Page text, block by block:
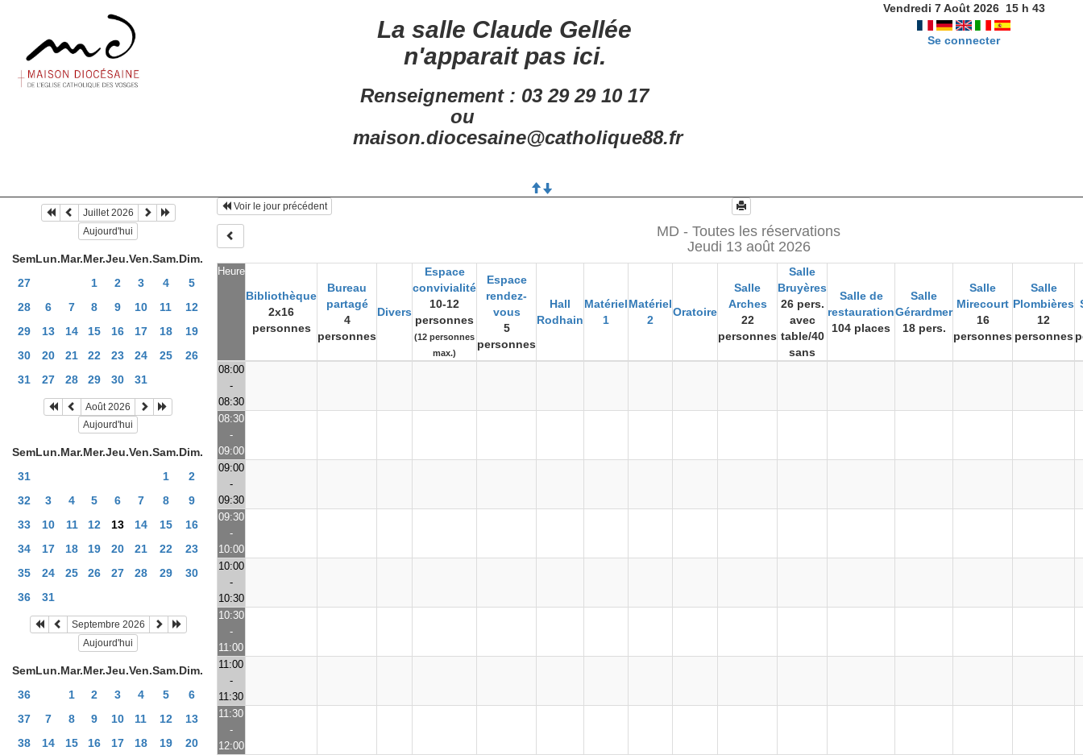
La salle Claude Gellée
n'apparait pas ici.
Renseignement : 03 29 29 10 17
ou
maison.diocesaine@catholique88.fr
Vendredi 7 Août 2026 15h 43
Se connecter
Juillet 2026
Aujourd'hui
SemLun.Mar.Mer.Jeu.Ven.Sam.Dim.
27
1 2 3 4
5
28
6 7 8 9 10 11
12
29
13 14 15 16 17 18
19
30
20 21 22 23 24 25
26
31
27 28 29 30 31
Août 2026
Aujourd'hui
SemLun.Mar.Mer.Jeu.Ven.Sam.Dim.
31
1
2
32
3 4 5 6 7 8
9
33
10 11 12 13 14 15
16
34
17 18 19 20 21 22
23
35
24 25 26 27 28 29
30
36
31
Septembre 2026
Aujourd'hui
SemLun.Mar.Mer.Jeu.Ven.Sam.Dim.
36
1 2 3 4 5
6
37
7 8 9 10 11 12
13
38
14 15 16 17 18 19
20
Heure
Bibliothèque
2x16
personnes
Bureau
partagé
4
personnes
Divers
Espace
convivialité
10-12
personnes
(12 personnes
max.)
Espace
rendez-
vous
5
personnes
Hall
Rodhain
Matériel
1
Matériel
2
Oratoire
Salle
Arches
22
personnes
Salle
Bruyères
26 pers.
avec
table/40
sans
Salle de
restauration
104 places
Salle
Gérardmer
18 pers.
Salle
Mirecourt
16
personnes
Salle
Plombières
12
personnes
Voir le jour précédent
MD - Toutes les réservations
Jeudi 13 août 2026
08:00
-
08:30
08:30
-
09:00
09:00
-
09:30
09:30
-
10:00
10:00
-
10:30
10:30
-
11:00
11:00
-
11:30
11:30
-
12:00